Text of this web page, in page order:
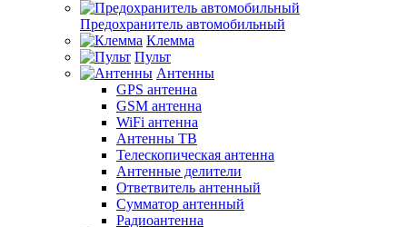
Предохранитель автомобильный
Клемма
Пульт
Антенны
GPS антенна
GSM антенна
WiFi антенна
Антенны ТВ
Телескопическая антенна
Антенные делители
Ответвитель антенный
Сумматор антенный
Радиоантенна